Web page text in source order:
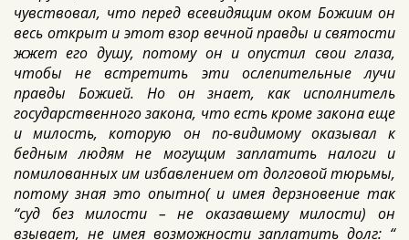
чувствовал, что перед всевидящим оком Божиим он
весь открыт и этот взор вечной правды и святости
жжет его душу, потому он и опустил свои глаза,
чтобы не встретить эти ослепительные лучи
правды Божией. Но он знает, как исполнитель
государственного закона, что есть кроме закона еще
и милость, которую он по-видимому оказывал к
бедным людям не могущим заплатить налоги и
помилованных им избавлением от долговой тюрьмы,
потому зная это опытно( и имея дерзновение так
“суд без милости – не оказавшему милости) он
взывает, не имея возможности заплатить долг: “